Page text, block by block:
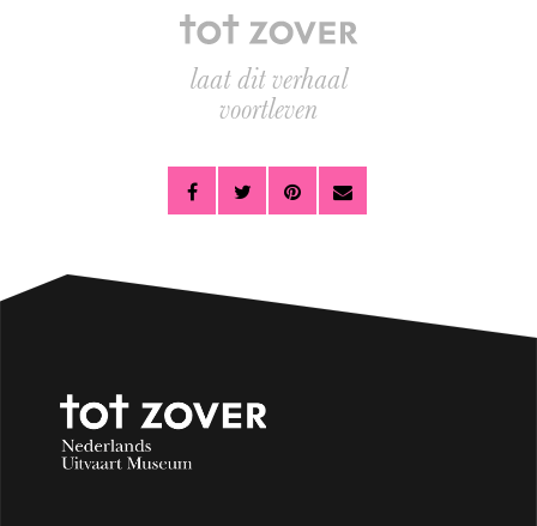
laat dit verhaal
voortleven